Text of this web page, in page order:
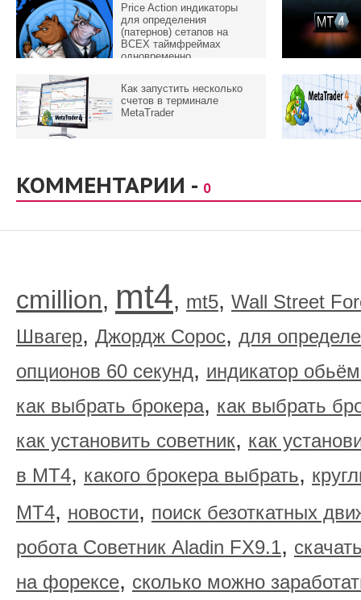
Price Action индикаторы
для определения
(патернов) сетапов на
ВСЕХ таймфреймах
одновременно
Как запустить несколько
счетов в терминале
MetaTrader
КОММЕНТАРИИ - 0
cmillion, mt4, mt5, Wall Street
Швагер, Джордж Сорос, для
опционов 60 секунд, индикатор
как выбрать брокера, как выбрать
как установить советник, как
в МТ4, какого брокера выбрать,
МТ4, новости, поиск безоткатных
робота Советник Aladin FX9.1,
на форексе, сколько можно